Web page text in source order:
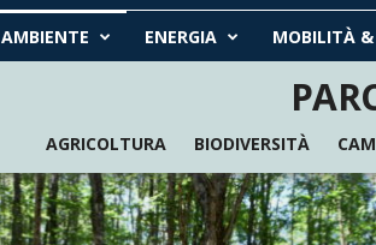
AMBIENTE ENERGIA MOBILITÀ
AGRICOLTURA BIODIVERSITÀ